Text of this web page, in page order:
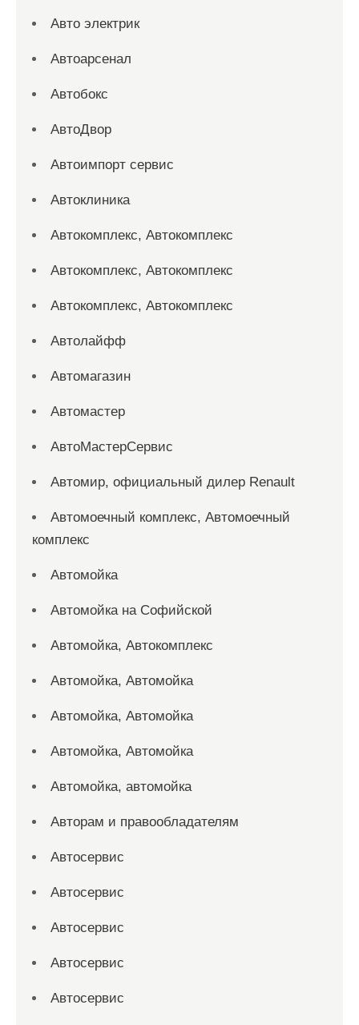
Авто электрик
Автоарсенал
Автобокс
АвтоДвор
Автоимпорт сервис
Автоклиника
Автокомплекс, Автокомплекс
Автокомплекс, Автокомплекс
Автокомплекс, Автокомплекс
Автолайфф
Автомагазин
Автомастер
АвтоМастерСервис
Автомир, официальный дилер Renault
Автомоечный комплекс, Автомоечный
комплекс
Автомойка
Автомойка на Софийской
Автомойка, Автокомплекс
Автомойка, Автомойка
Автомойка, Автомойка
Автомойка, Автомойка
Автомойка, автомойка
Авторам и правообладателям
Автосервис
Автосервис
Автосервис
Автосервис
Автосервис